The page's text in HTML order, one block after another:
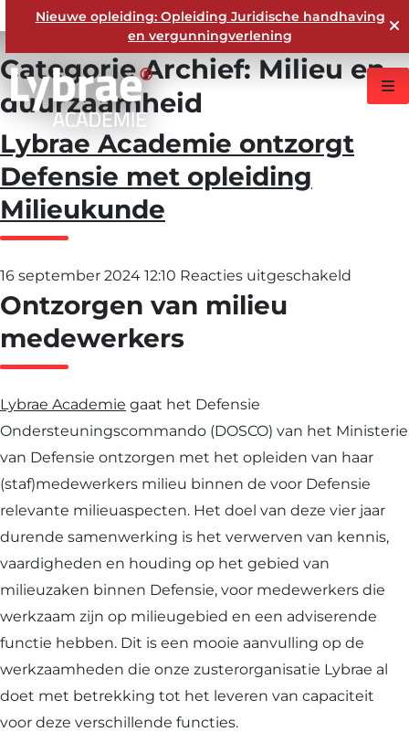
Nieuwe opleiding: Opleiding Juridische handhaving
en vergunningverlening
Categorie Archief: Milieu en
duurzaamheid
Lybrae Academie ontzorgt
Defensie met opleiding
Milieukunde
16 september 2024 12:10 Reacties uitgeschakeld
Ontzorgen van milieu
medewerkers
Lybrae Academie gaat het Defensie
Ondersteuningscommando (DOSCO) van het Ministerie
van Defensie ontzorgen met het opleiden van haar
(staf)medewerkers milieu binnen de voor Defensie
relevante milieuaspecten. Het doel van deze vier jaar
durende samenwerking is het verwerven van kennis,
vaardigheden en houding op het gebied van
milieuzaken binnen Defensie, voor medewerkers die
werkzaam zijn op milieugebied en een adviserende
functie hebben. Dit is een mooie aanvulling op de
werkzaamheden die onze zusterorganisatie Lybrae al
doet met betrekking tot het leveren van capaciteit
voor deze verschillende functies.